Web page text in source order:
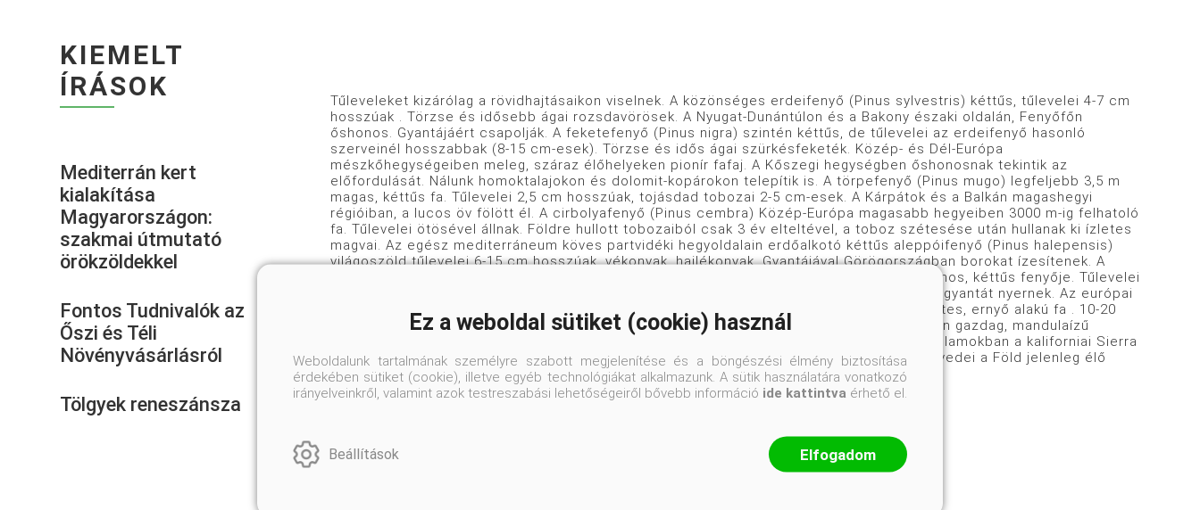
KIEMELT
ÍRÁSOK
Mediterrán kert
kialakítása
Magyarországon:
szakmai útmutató
örökzöldekkel
Fontos Tudnivalók az
Őszi és Téli
Növényvásárlásról
Tölgyek reneszánsza
Tűleveleket kizárólag a rövidhajtásaikon viselnek. A közönséges erdeifenyő (Pinus sylvestris) kéttűs, tűlevelei 4-7 cm
hosszúak . Törzse és idősebb ágai rozsdavörösek. A Nyugat-Dunántúlon és a Bakony északi oldalán, Fenyőfőn
őshonos. Gyantájáért csapolják. A feketefenyő (Pinus nigra) szintén kéttűs, de tűlevelei az erdeifenyő hasonló
szerveinél hosszabbak (8-15 cm-esek). Törzse és idős ágai szürkésfeketék. Közép- és Dél-Európa
mészkőhegységeiben meleg, száraz élőhelyeken pionír fafaj. A Kőszegi hegységben őshonosnak tekintik az
előfordulását. Nálunk homoktalajokon és dolomit-kopárokon telepítik is. A törpefenyő (Pinus mugo) legfeljebb 3,5 m
magas, kéttűs fa. Tűlevelei 2,5 cm hosszúak, tojásdad tobozai 2-5 cm-esek. A Kárpátok és a Balkán magashegyi
régióiban, a lucos öv fölött él. A cirbolyafenyő (Pinus cembra) Közép-Európa magasabb hegyeiben 3000 m-ig felhatoló
fa. Tűlevelei ötösével állnak. Földre hullott tobozaiból csak 3 év elteltével, a toboz szétesése után hullanak ki ízletes
magvai. Az egész mediterráneum köves partvidéki hegyoldalain erdőalkotó kéttűs aleppóifenyő (Pinus halepensis)
világoszöld tűlevelei 6-15 cm hosszúak, vékonyak, hajlékonyak. Gyantájával Görögországban borokat ízesítenek. A
tengerparti fenyő (Pinus pinaster) a nyugat-mediterrán és a dél-atlanti tengerpartok őshonos, kéttűs fenyője. Tűlevelei
10-25 cm, érett tobozai 10-22 cm hosszúak. A tobozok több évig a fán maradnak. Fájából gyantát nyernek. Az európai
mandulafenyő (Pinus pinea) főként a Földközi-tenger nyugati partvidékén honos. Jellegzetes, ernyő alakú fa . 10-20
cm hosszú, sötétzöld, szúrós levelei kettesével állnak. Tobozai 8-14 cm hosszúak. Olajban gazdag, mandulaízű
magvai ehetők. A római legionáriusok fejadagjában is szerepeltek. Az Amerikai Egyesült Államokban a kaliforniai Sierra
Nevada 3000 m-es magasságú régiójában él a szálkásfenyő (Pinus aristata), amelynek egyedei a Föld jelenleg élő
legidősebb fái (több, mint 4000 évesek).
Ez a weboldal sütiket (cookie) használ
Weboldalunk tartalmának személyre szabott megjelenítése és a böngészési élmény biztosítása
érdekében sütiket (cookie), illetve egyéb technológiákat alkalmazunk. A sütik használatára vonatkozó
irányelveinkről, valamint azok testreszabási lehetőségeiről bővebb információ ide kattintva érhető el.
Beállítások Elfogadom